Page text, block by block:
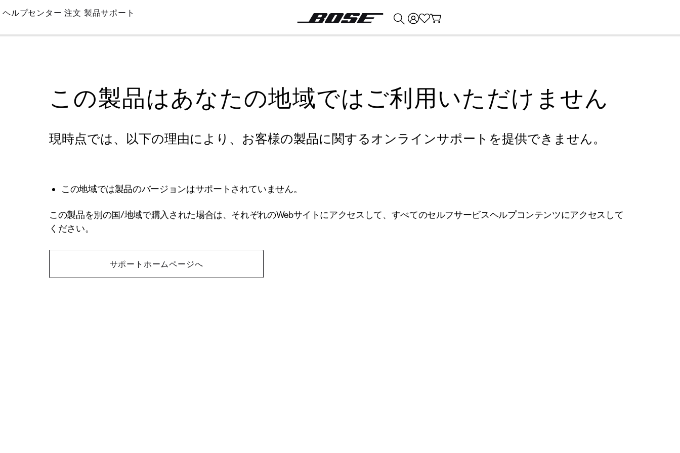
Skip
Main
ヘルプセンター 注文 製品サポート
この製品はあなたの地域ではご利用いただけません
現時点では、以下の理由により、お客様の製品に関するオンラインサポートを提供できません。
この地域では製品のバージョンはサポートされていません。
この製品を別の国/地域で購入された場合は、それぞれのWebサイトにアクセスして、すべてのセルフサービスヘルプコンテンツにアクセスして
ください。
サポートホームページへ